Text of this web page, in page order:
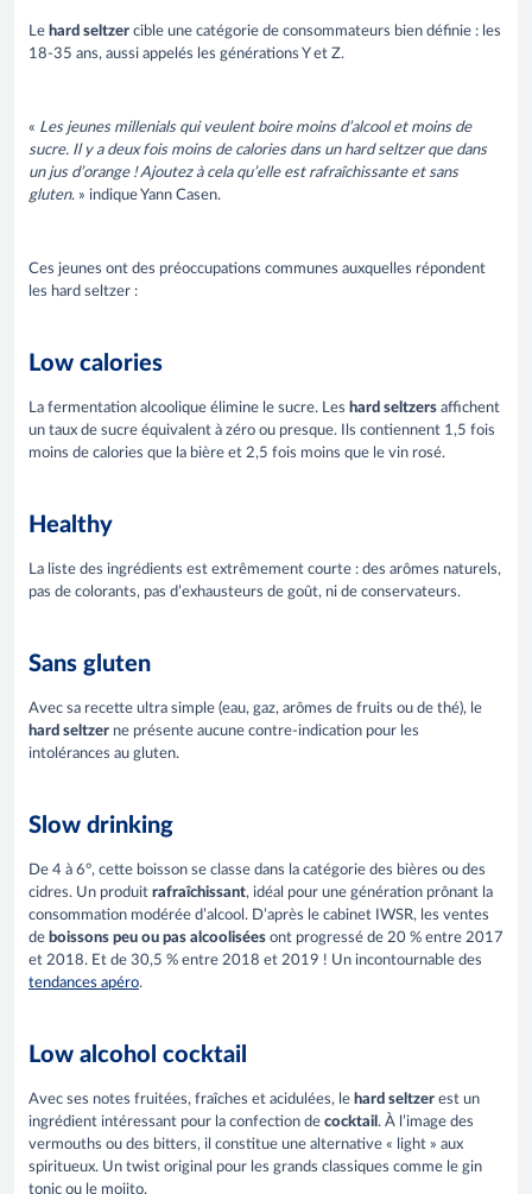
Le hard seltzer cible une catégorie de consommateurs bien définie : les
18-35 ans, aussi appelés les générations Y et Z.
« Les jeunes millenials qui veulent boire moins d’alcool et moins de
sucre. Il y a deux fois moins de calories dans un hard seltzer que dans
un jus d’orange ! Ajoutez à cela qu’elle est rafraîchissante et sans
gluten. » indique Yann Casen.
Ces jeunes ont des préoccupations communes auxquelles répondent
les hard seltzer :
Low calories
La fermentation alcoolique élimine le sucre. Les hard seltzers affichent
un taux de sucre équivalent à zéro ou presque. Ils contiennent 1,5 fois
moins de calories que la bière et 2,5 fois moins que le vin rosé.
Healthy
La liste des ingrédients est extrêmement courte : des arômes naturels,
pas de colorants, pas d’exhausteurs de goût, ni de conservateurs.
Sans gluten
Avec sa recette ultra simple (eau, gaz, arômes de fruits ou de thé), le
hard seltzer ne présente aucune contre-indication pour les
intolérances au gluten.
Slow drinking
De 4 à 6°, cette boisson se classe dans la catégorie des bières ou des
cidres. Un produit rafraîchissant, idéal pour une génération prônant la
consommation modérée d’alcool. D’après le cabinet IWSR, les ventes
de boissons peu ou pas alcoolisées ont progressé de 20 % entre 2017
et 2018. Et de 30,5 % entre 2018 et 2019 ! Un incontournable des
tendances apéro.
Low alcohol cocktail
Avec ses notes fruitées, fraîches et acidulées, le hard seltzer est un
ingrédient intéressant pour la confection de cocktail . À l’image des
vermouths ou des bitters, il constitue une alternative « light » aux
spiritueux. Un twist original pour les grands classiques comme le gin
tonic ou le mojito.